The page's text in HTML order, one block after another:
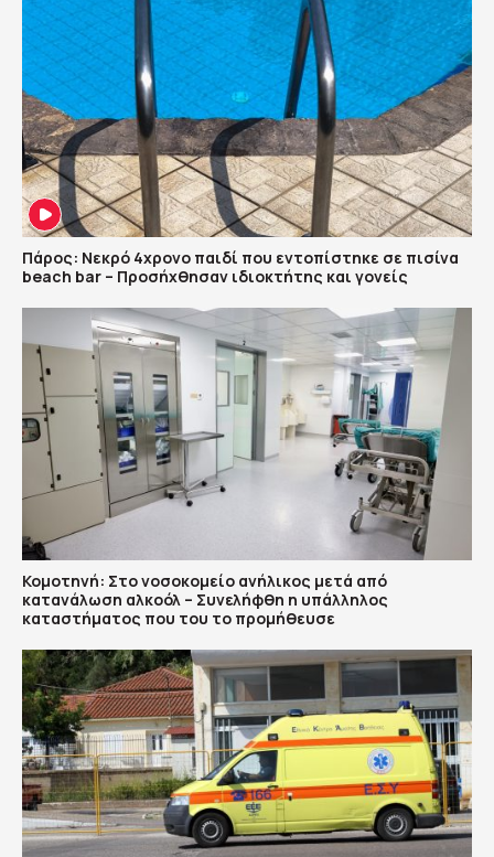
Πάρος: Νεκρό 4χρονο παιδί που εντοπίστηκε σε πισίνα
beach bar – Προσήχθησαν ιδιοκτήτης και γονείς
Κομοτηνή: Στο νοσοκομείο ανήλικος μετά από
κατανάλωση αλκοόλ – Συνελήφθη η υπάλληλος
καταστήματος που του το προμήθευσε